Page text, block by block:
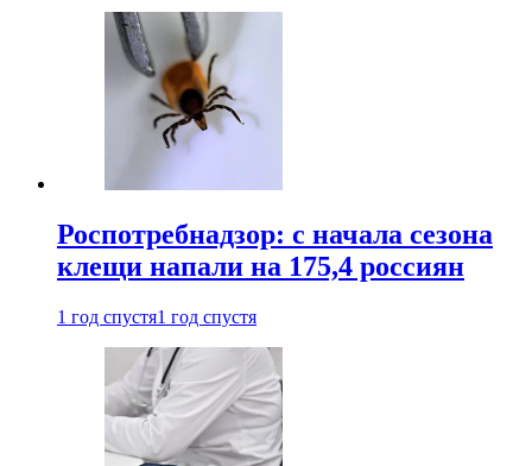
Роспотребнадзор: с начала сезона
клещи напали на 175,4 россиян
1 год спустя1 год спустя